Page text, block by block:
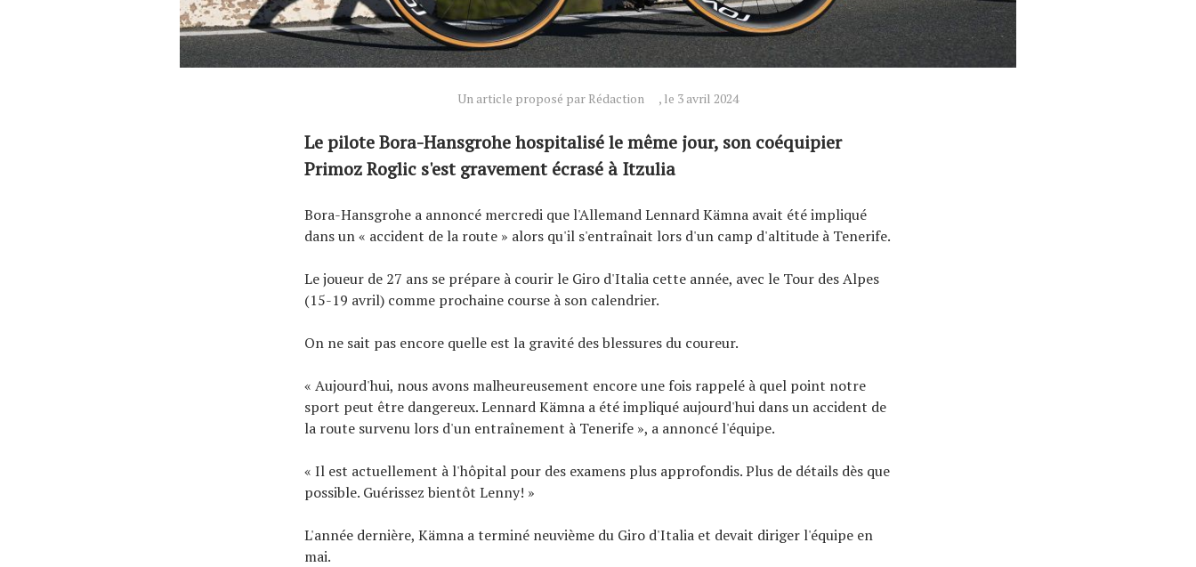
Un article proposé par Rédaction , le 3 avril 2024
Le pilote Bora-Hansgrohe hospitalisé le même jour, son coéquipier
Primoz Roglic s'est gravement écrasé à Itzulia
Bora-Hansgrohe a annoncé mercredi que l'Allemand Lennard Kämna avait été impliqué
dans un « accident de la route » alors qu'il s'entraînait lors d'un camp d'altitude à Tenerife.
Le joueur de 27 ans se prépare à courir le Giro d'Italia cette année, avec le Tour des Alpes
(15-19 avril) comme prochaine course à son calendrier.
On ne sait pas encore quelle est la gravité des blessures du coureur.
« Aujourd'hui, nous avons malheureusement encore une fois rappelé à quel point notre
sport peut être dangereux. Lennard Kämna a été impliqué aujourd'hui dans un accident de
la route survenu lors d'un entraînement à Tenerife », a annoncé l'équipe.
« Il est actuellement à l'hôpital pour des examens plus approfondis. Plus de détails dès que
possible. Guérissez bientôt Lenny! »
L'année dernière, Kämna a terminé neuvième du Giro d'Italia et devait diriger l'équipe en
mai.